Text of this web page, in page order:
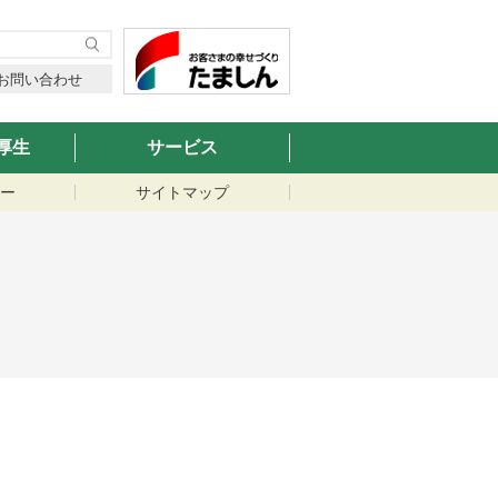
問い合わせ
生 サービス
サイトマップ